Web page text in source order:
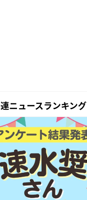
ニュースランキング